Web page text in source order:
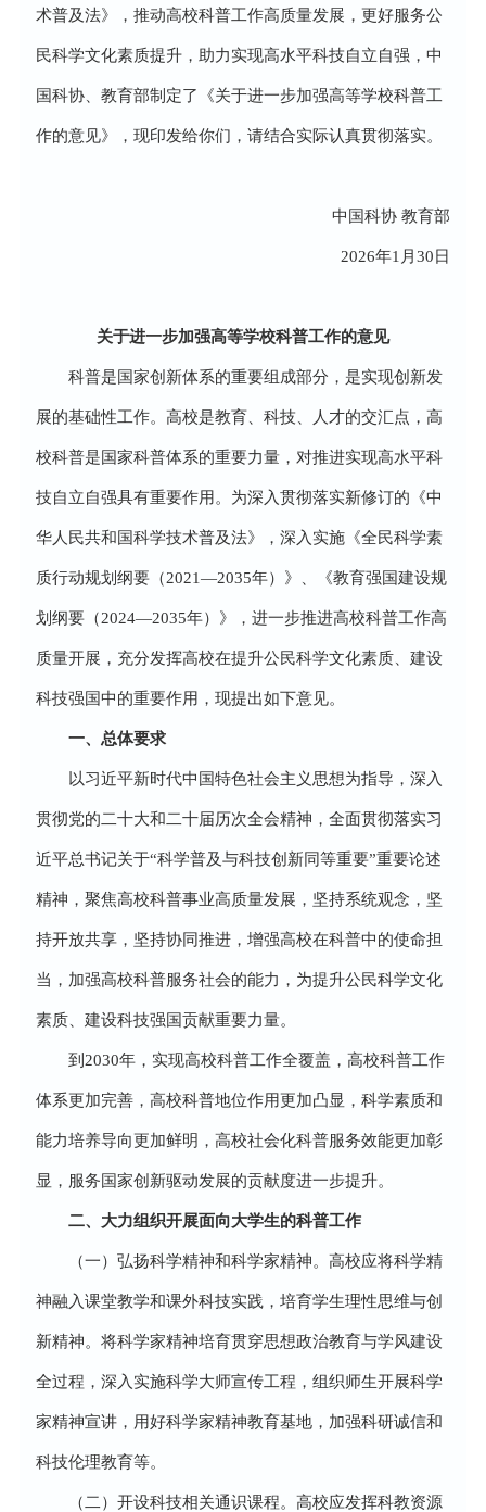
术普及法》，推动高校科普工作高质量发展，更好服务公
民科学文化素质提升，助力实现高水平科技自立自强，中
国科协、教育部制定了《关于进一步加强高等学校科普工
作的意见》，现印发给你们，请结合实际认真贯彻落实。
中国科协 教育部
2026年1月30日
关于进一步加强高等学校科普工作的意见
科普是国家创新体系的重要组成部分，是实现创新发
展的基础性工作。高校是教育、科技、人才的交汇点，高
校科普是国家科普体系的重要力量，对推进实现高水平科
技自立自强具有重要作用。为深入贯彻落实新修订的《中
华人民共和国科学技术普及法》，深入实施《全民科学素
质行动规划纲要（2021—2035年）》、《教育强国建设规
划纲要（2024—2035年）》，进一步推进高校科普工作高
质量开展，充分发挥高校在提升公民科学文化素质、建设
科技强国中的重要作用，现提出如下意见。
一、总体要求
以习近平新时代中国特色社会主义思想为指导，深入
贯彻党的二十大和二十届历次全会精神，全面贯彻落实习
近平总书记关于“科学普及与科技创新同等重要”重要论述
精神，聚焦高校科普事业高质量发展，坚持系统观念，坚
持开放共享，坚持协同推进，增强高校在科普中的使命担
当，加强高校科普服务社会的能力，为提升公民科学文化
素质、建设科技强国贡献重要力量。
到2030年，实现高校科普工作全覆盖，高校科普工作
体系更加完善，高校科普地位作用更加凸显，科学素质和
能力培养导向更加鲜明，高校社会化科普服务效能更加彰
显，服务国家创新驱动发展的贡献度进一步提升。
二、大力组织开展面向大学生的科普工作
（一）弘扬科学精神和科学家精神。高校应将科学精
神融入课堂教学和课外科技实践，培育学生理性思维与创
新精神。将科学家精神培育贯穿思想政治教育与学风建设
全过程，深入实施科学大师宣传工程，组织师生开展科学
家精神宣讲，用好科学家精神教育基地，加强科研诚信和
科技伦理教育等。
（二）开设科技相关通识课程。高校应发挥科教资源